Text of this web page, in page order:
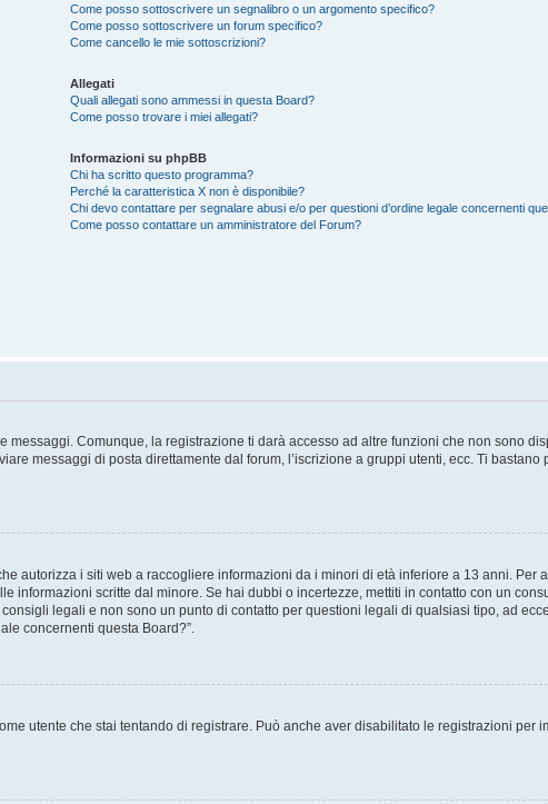
Come posso sottoscrivere un segnalibro o un argomento specifico?
Come posso sottoscrivere un forum specifico?
Come cancello le mie sottoscrizioni?
Allegati
Quali allegati sono ammessi in questa Board?
Come posso trovare i miei allegati?
Informazioni su phpBB
Chi ha scritto questo programma?
Perché la caratteristica X non è disponibile?
Chi devo contattare per segnalare abusi e/o per questioni d’ordine legale concernenti
Come posso contattare un amministratore del Forum?
Comunque, la registrazione ti darà accesso ad altre funzioni che non sono
messaggi di posta direttamente dal forum, l’iscrizione a gruppi utenti, ecc. Ti bastano
autorizza i siti web a raccogliere informazioni da i minori di età inferiore a 13 anni. Per
informazioni scritte dal minore. Se hai dubbi o incertezze, mettiti in contatto con un
legali e non sono un punto di contatto per questioni legali di qualsiasi tipo, ad
concernenti questa Board?”.
utente che stai tentando di registrare. Può anche aver disabilitato le registrazioni per